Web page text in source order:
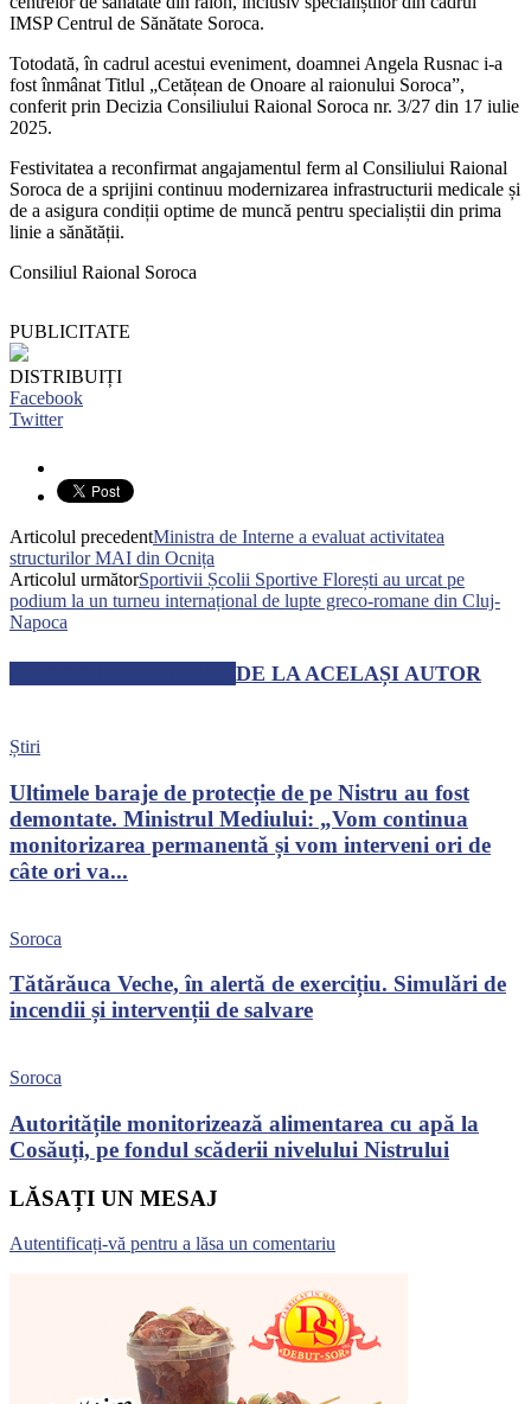
IMSP Centrul de Sănătate Soroca.
Totodată, în cadrul acestui eveniment, doamnei Angela Rusnac i-a
fost înmânat Titlul „Cetățean de Onoare al raionului Soroca”,
conferit prin Decizia Consiliului Raional Soroca nr. 3/27 din 17 iulie
2025.
Festivitatea a reconfirmat angajamentul ferm al Consiliului Raional
Soroca de a sprijini continuu modernizarea infrastructurii medicale și
de a asigura condiții optime de muncă pentru specialiștii din prima
linie a sănătății.
Consiliul Raional Soroca
PUBLICITATE
DISTRIBUIȚI
Facebook
Twitter
Articolul precedentMinistra de Interne a evaluat activitatea
structurilor MAI din Ocnița
Articolul următorSportivii Școlii Sportive Florești au urcat pe
podium la un turneu internațional de lupte greco-romane din Cluj-
Napoca
DE LA ACELAȘI AUTOR
Știri
Ultimele baraje de protecție de pe Nistru au fost
demontate. Ministrul Mediului: „Vom continua
monitorizarea permanentă și vom interveni ori de
câte ori va...
Soroca
Tătărăuca Veche, în alertă de exercițiu. Simulări de
incendii și intervenții de salvare
Soroca
Autoritățile monitorizează alimentarea cu apă la
Cosăuți, pe fondul scăderii nivelului Nistrului
LĂSAȚI UN MESAJ
Autentificați-vă pentru a lăsa un comentariu